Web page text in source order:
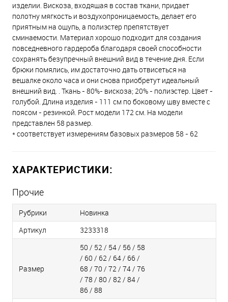
изделии. Вискоза, входящая в состав ткани, придает
полотну мягкость и воздухопроницаемость, делает его
приятным на ощупь, а полиэстер препятствует
сминаемости. Материал хорошо подходит для создания
повседневного гардероба благодаря своей способности
сохранять безупречный внешний вид в течение дня. Если
брюки помялись, им достаточно дать отвисеться на
вешалке около часа и они снова приобретут идеальный
внешний вид. . Ткань - 80%- вискоза; 20% - полиэстер. Цвет -
голубой. Длина изделия - 111 см по боковому шву вместе с
поясом - резинкой. Рост модели 172 см. На модели
представлен 58 размер.
* соответствует измерениям базовых размеров 58 - 62
ХАРАКТЕРИСТИКИ:
Прочие
Рубрики
Новинка
Артикул
3233318
Размер
50 / 52 / 54 / 56 / 58
/ 60 / 62 / 64 / 66 /
68 / 70 / 72 / 74 / 76
/ 78 / 80 / 82 / 84 /
86 / 88